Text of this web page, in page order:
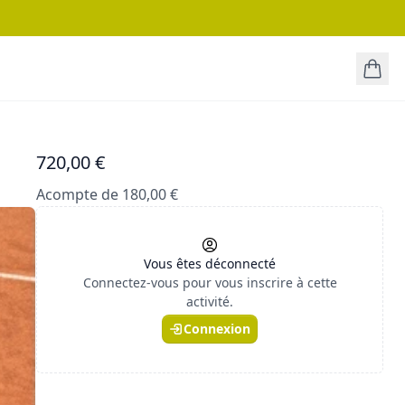
720,00 €
Acompte de 180,00 €
Vous êtes déconnecté
Connectez-vous pour vous inscrire à cette
activité.
Connexion